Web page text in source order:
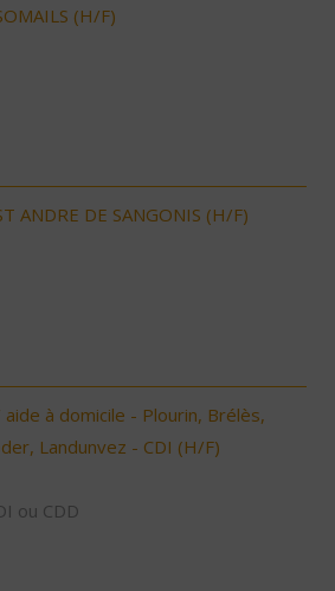
(H/F)
ANDRE DE SANGONIS (H/F)
à domicile - Plourin, Brélès,
Landunvez - CDI (H/F)
ou CDD